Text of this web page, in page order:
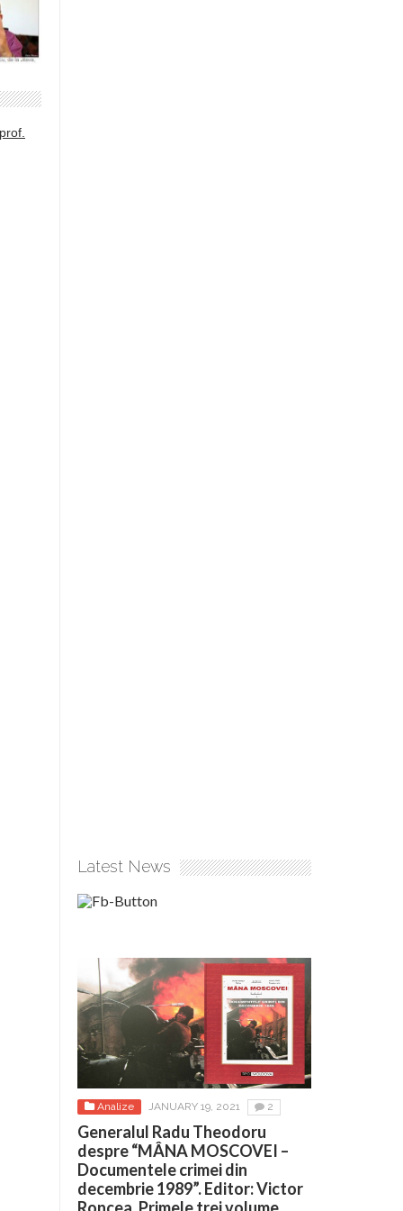
Latest News
Analize JANUARY 19, 2021 2
Generalul Radu Theodoru
despre “MÂNA MOSCOVEI –
Documentele crimei din
decembrie 1989”. Editor: Victor